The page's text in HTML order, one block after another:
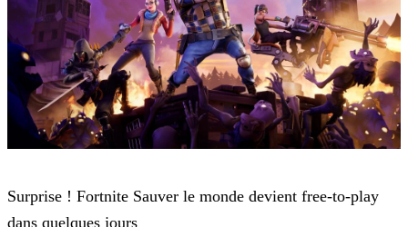
Surprise ! Fortnite Sauver le monde devient free-to-play
dans quelques jours